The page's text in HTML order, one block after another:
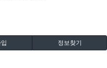
정보찾기